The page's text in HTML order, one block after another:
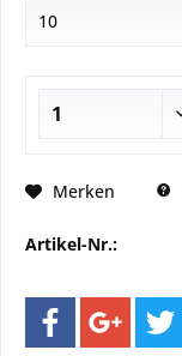
Merken
Artikel-Nr.: